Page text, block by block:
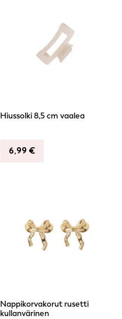
Hiussolki 8,5 cm vaalea
6,99 €
Nappikorvakorut rusetti
kullanvärinen